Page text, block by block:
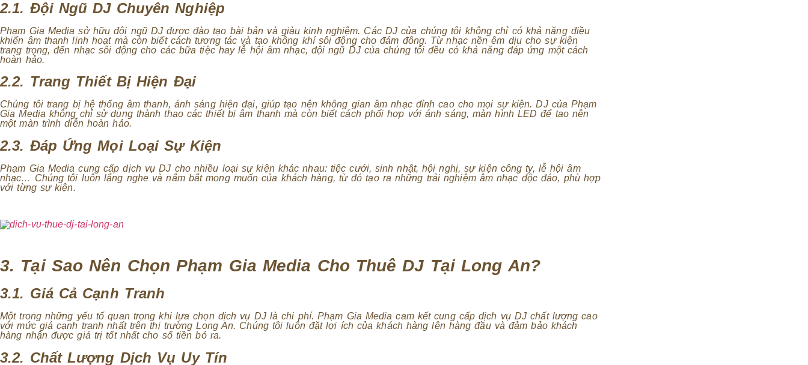
2.1. Đội Ngũ DJ Chuyên Nghiệp
Phạm Gia Media sở hữu đội ngũ DJ được đào tạo bài bản và giàu kinh nghiệm. Các DJ của chúng tôi không chỉ có khả năng điều
khiển âm thanh linh hoạt mà còn biết cách tương tác và tạo không khí sôi động cho đám đông. Từ nhạc nền êm dịu cho sự kiện
trang trọng, đến nhạc sôi động cho các bữa tiệc hay lễ hội âm nhạc, đội ngũ DJ của chúng tôi đều có khả năng đáp ứng một cách
hoàn hảo.
2.2. Trang Thiết Bị Hiện Đại
Chúng tôi trang bị hệ thống âm thanh, ánh sáng hiện đại, giúp tạo nên không gian âm nhạc đỉnh cao cho mọi sự kiện. DJ của Phạm
Gia Media không chỉ sử dụng thành thạo các thiết bị âm thanh mà còn biết cách phối hợp với ánh sáng, màn hình LED để tạo nên
một màn trình diễn hoàn hảo.
2.3. Đáp Ứng Mọi Loại Sự Kiện
Phạm Gia Media cung cấp dịch vụ DJ cho nhiều loại sự kiện khác nhau: tiệc cưới, sinh nhật, hội nghị, sự kiện công ty, lễ hội âm
nhạc… Chúng tôi luôn lắng nghe và nắm bắt mong muốn của khách hàng, từ đó tạo ra những trải nghiệm âm nhạc độc đáo, phù hợp
với từng sự kiện.
3. Tại Sao Nên Chọn Phạm Gia Media Cho Thuê DJ Tại Long An?
3.1. Giá Cả Cạnh Tranh
Một trong những yếu tố quan trọng khi lựa chọn dịch vụ DJ là chi phí. Phạm Gia Media cam kết cung cấp dịch vụ DJ chất lượng cao
với mức giá cạnh tranh nhất trên thị trường Long An. Chúng tôi luôn đặt lợi ích của khách hàng lên hàng đầu và đảm bảo khách
hàng nhận được giá trị tốt nhất cho số tiền bỏ ra.
3.2. Chất Lượng Dịch Vụ Uy Tín